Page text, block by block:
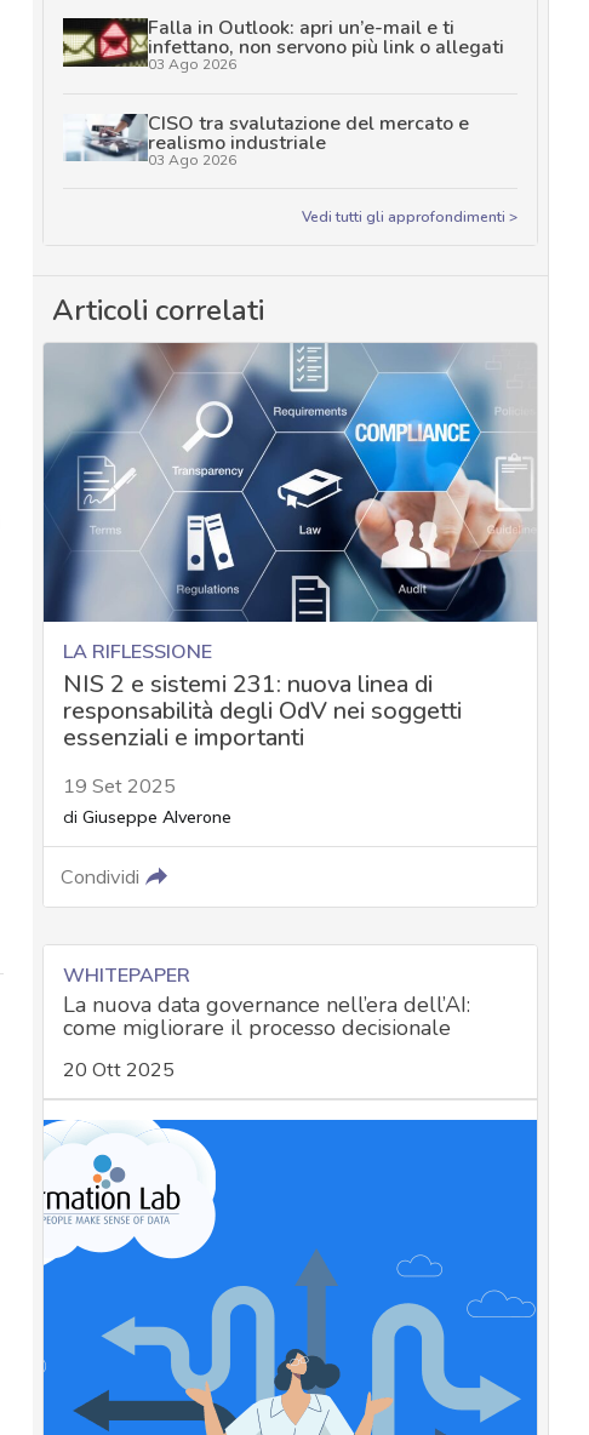
Falla in Outlook: apri un’e-mail e ti
infettano, non servono più link o allegati
03 Ago 2026
CISO tra svalutazione del mercato e
realismo industriale
03 Ago 2026
Vedi tutti gli approfondimenti >
Articoli correlati
LA RIFLESSIONE
NIS 2 e sistemi 231: nuova linea di
responsabilità degli OdV nei soggetti
essenziali e importanti
19 Set 2025
di Giuseppe Alverone
Condividi
WHITEPAPER
La nuova data governance nell’era dell’AI:
come migliorare il processo decisionale
20 Ott 2025